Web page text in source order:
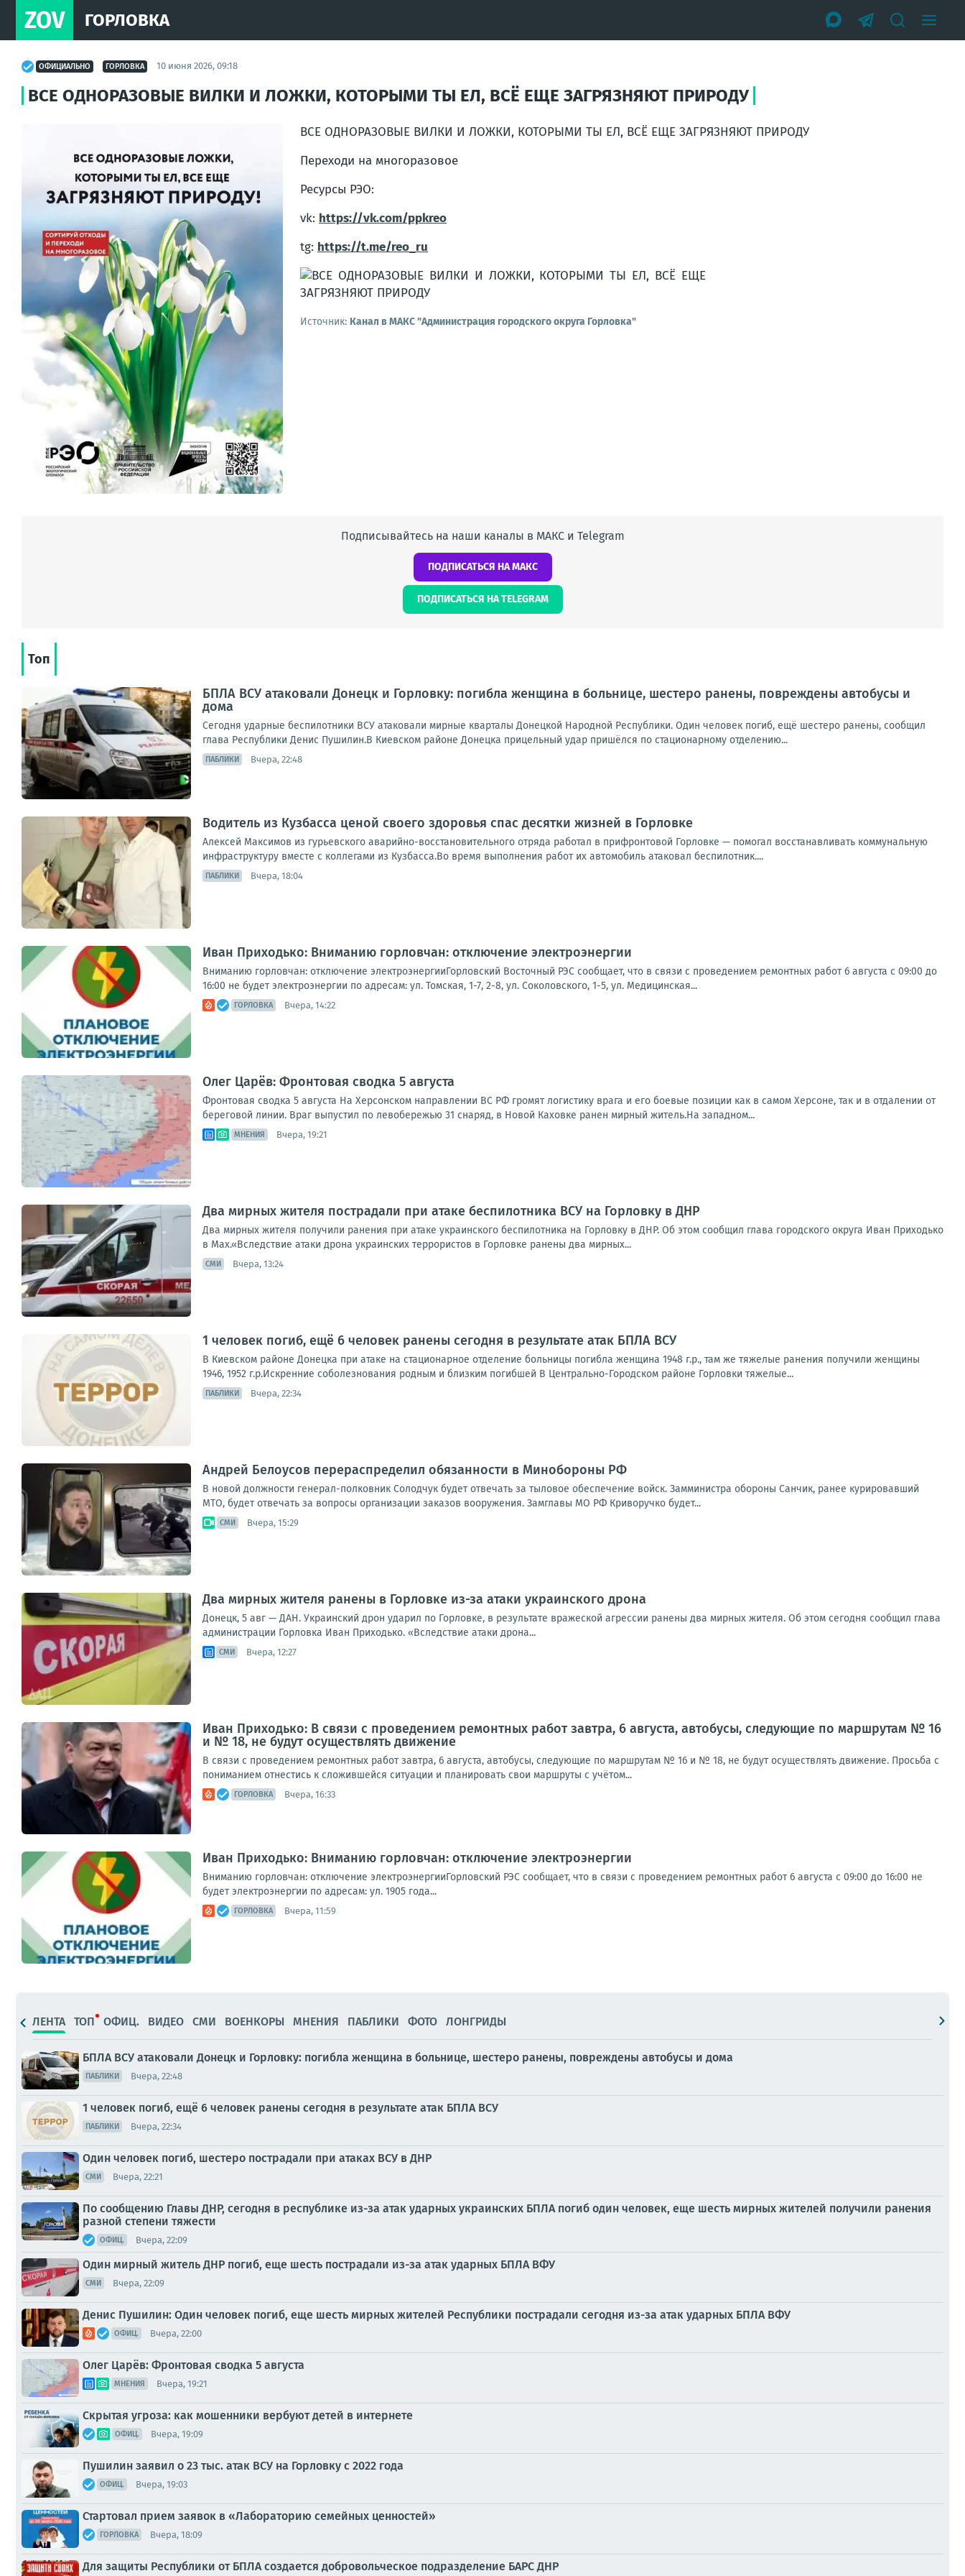
ZOV ГОРЛОВКА
ОФИЦИАЛЬНО ГОРЛОВКА 10 июня 2026, 09:18
ВСЕ ОДНОРАЗОВЫЕ ВИЛКИ И ЛОЖКИ, КОТОРЫМИ ТЫ ЕЛ, ВСЁ ЕЩЕ ЗАГРЯЗНЯЮТ ПРИРОДУ
ВСЕ ОДНОРАЗОВЫЕ ВИЛКИ И ЛОЖКИ, КОТОРЫМИ ТЫ ЕЛ, ВСЁ ЕЩЕ ЗАГРЯЗНЯЮТ ПРИРОДУ
Переходи на многоразовое
Ресурсы РЭО:
vk: https://vk.com/ppkreo
tg: https://t.me/reo_ru
Источник: Канал в МАКС "Администрация городского округа Горловка"
Подписывайтесь на наши каналы в МАКС и Telegram
ПОДПИСАТЬСЯ НА МАКС
ПОДПИСАТЬСЯ НА TELEGRAM
Топ
БПЛА ВСУ атаковали Донецк и Горловку: погибла женщина в больнице, шестеро ранены, повреждены автобусы и
дома
Сегодня ударные беспилотники ВСУ атаковали мирные кварталы Донецкой Народной Республики. Один человек погиб, ещё шестеро ранены, сообщил
глава Республики Денис Пушилин.В Киевском районе Донецка прицельный удар пришёлся по стационарному отделению...
ПАБЛИКИ Вчера, 22:48
Водитель из Кузбасса ценой своего здоровья спас десятки жизней в Горловке
Алексей Максимов из гурьевского аварийно-восстановительного отряда работал в прифронтовой Горловке — помогал восстанавливать коммунальную
инфраструктуру вместе с коллегами из Кузбасса.Во время выполнения работ их автомобиль атаковал беспилотник....
ПАБЛИКИ Вчера, 18:04
Иван Приходько: Вниманию горловчан: отключение электроэнергии
Вниманию горловчан: отключение электроэнергииГорловский Восточный РЭС сообщает, что в связи с проведением ремонтных работ 6 августа с 09:00 до
16:00 не будет электроэнергии по адресам: ул. Томская, 1-7, 2-8, ул. Соколовского, 1-5, ул. Медицинская...
ГОРЛОВКА Вчера, 14:22
Олег Царёв: Фронтовая сводка 5 августа
Фронтовая сводка 5 августа На Херсонском направлении ВС РФ громят логистику врага и его боевые позиции как в самом Херсоне, так и в отдалении от
береговой линии. Враг выпустил по левобережью 31 снаряд, в Новой Каховке ранен мирный житель.На западном...
МНЕНИЯ Вчера, 19:21
Два мирных жителя пострадали при атаке беспилотника ВСУ на Горловку в ДНР
Два мирных жителя получили ранения при атаке украинского беспилотника на Горловку в ДНР. Об этом сообщил глава городского округа Иван Приходько
в Max.«Вследствие атаки дрона украинских террористов в Горловке ранены два мирных...
СМИ Вчера, 13:24
1 человек погиб, ещё 6 человек ранены сегодня в результате атак БПЛА ВСУ
В Киевском районе Донецка при атаке на стационарное отделение больницы погибла женщина 1948 г.р., там же тяжелые ранения получили женщины
1946, 1952 г.р.Искренние соболезнования родным и близким погибшей В Центрально-Городском районе Горловки тяжелые...
ПАБЛИКИ Вчера, 22:34
Андрей Белоусов перераспределил обязанности в Минобороны РФ
В новой должности генерал-полковник Солодчук будет отвечать за тыловое обеспечение войск. Замминистра обороны Санчик, ранее курировавший
МТО, будет отвечать за вопросы организации заказов вооружения. Замглавы МО РФ Криворучко будет...
СМИ Вчера, 15:29
Два мирных жителя ранены в Горловке из-за атаки украинского дрона
Донецк, 5 авг — ДАН. Украинский дрон ударил по Горловке, в результате вражеской агрессии ранены два мирных жителя. Об этом сегодня сообщил глава
администрации Горловка Иван Приходько. «Вследствие атаки дрона...
СМИ Вчера, 12:27
Иван Приходько: В связи с проведением ремонтных работ завтра, 6 августа, автобусы, следующие по маршрутам № 16
и № 18, не будут осуществлять движение
В связи с проведением ремонтных работ завтра, 6 августа, автобусы, следующие по маршрутам № 16 и № 18, не будут осуществлять движение. Просьба с
пониманием отнестись к сложившейся ситуации и планировать свои маршруты с учётом...
ГОРЛОВКА Вчера, 16:33
Иван Приходько: Вниманию горловчан: отключение электроэнергии
Вниманию горловчан: отключение электроэнергииГорловский РЭС сообщает, что в связи с проведением ремонтных работ 6 августа с 09:00 до 16:00 не
будет электроэнергии по адресам: ул. 1905 года...
ГОРЛОВКА Вчера, 11:59
ЛЕНТА ТОП ОФИЦ. ВИДЕО СМИ ВОЕНКОРЫ МНЕНИЯ ПАБЛИКИ ФОТО ЛОНГРИДЫ
БПЛА ВСУ атаковали Донецк и Горловку: погибла женщина в больнице, шестеро ранены, повреждены автобусы и дома
ПАБЛИКИ Вчера, 22:48
1 человек погиб, ещё 6 человек ранены сегодня в результате атак БПЛА ВСУ
ПАБЛИКИ Вчера, 22:34
Один человек погиб, шестеро пострадали при атаках ВСУ в ДНР
СМИ Вчера, 22:21
По сообщению Главы ДНР, сегодня в республике из-за атак ударных украинских БПЛА погиб один человек, еще шесть мирных жителей получили ранения
разной степени тяжести
ОФИЦ. Вчера, 22:09
Один мирный житель ДНР погиб, еще шесть пострадали из-за атак ударных БПЛА ВФУ
СМИ Вчера, 22:09
Денис Пушилин: Один человек погиб, еще шесть мирных жителей Республики пострадали сегодня из-за атак ударных БПЛА ВФУ
ОФИЦ. Вчера, 22:00
Олег Царёв: Фронтовая сводка 5 августа
МНЕНИЯ Вчера, 19:21
Скрытая угроза: как мошенники вербуют детей в интернете
ОФИЦ. Вчера, 19:09
Пушилин заявил о 23 тыс. атак ВСУ на Горловку с 2022 года
ОФИЦ. Вчера, 19:03
Стартовал прием заявок в «Лабораторию семейных ценностей»
ГОРЛОВКА Вчера, 18:09
Для защиты Республики от БПЛА создается добровольческое подразделение БАРС ДНР